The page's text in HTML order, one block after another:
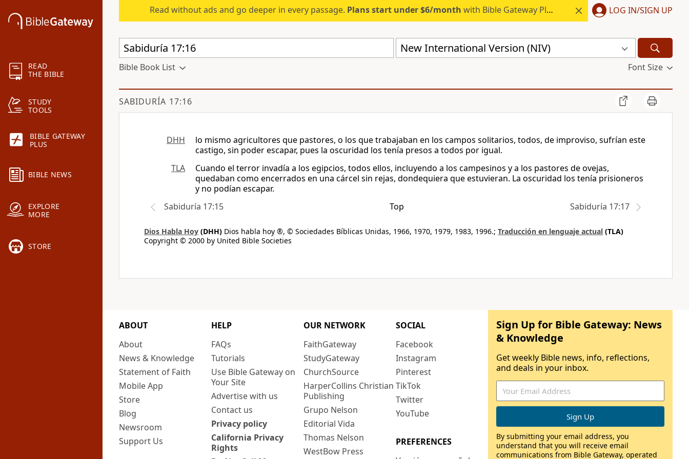
READ
THE BIBLE
STUDY
TOOLS
BIBLE GATEWAY
PLUS
BIBLE NEWS
EXPLORE
MORE
STORE
Read without ads and go deeper in every passage. Plans start under $6/month with Bible Gateway Plus. LOG IN/SIGN UP
New International Version (NIV)
Bible Book List Font Size
SABIDURÍA 17:16
DHH
lo mismo agricultores que pastores, o los que trabajaban en los campos solitarios, todos, de improviso, sufrían este
castigo, sin poder escapar, pues la oscuridad los tenía presos a todos por igual.
TLA
Cuando el terror invadía a los egipcios, todos ellos, incluyendo a los campesinos y a los pastores de ovejas,
quedaban como encerrados en una cárcel sin rejas, dondequiera que estuvieran. La oscuridad los tenía prisioneros
y no podían escapar.
Sabiduría 17:15
Top Sabiduría 17:17
Dios Habla Hoy (DHH) Dios habla hoy ®, © Sociedades Bíblicas Unidas, 1966, 1970, 1979, 1983, 1996.; Traducción en lenguaje actual (TLA)
Copyright © 2000 by United Bible Societies
ABOUT
About
News & Knowledge
Statement of Faith
Mobile App
Store
Blog
Newsroom
Support Us
HELP
FAQs
Tutorials
Use Bible Gateway on
Your Site
Advertise with us
Contact us
Privacy policy
California Privacy
Rights
OUR NETWORK
FaithGateway
StudyGateway
ChurchSource
HarperCollins Christian
Publishing
Grupo Nelson
Editorial Vida
Thomas Nelson
WestBow Press
SOCIAL
Facebook
Instagram
Pinterest
TikTok
Twitter
YouTube
PREFERENCES
Sign Up for Bible Gateway: News
& Knowledge
Get weekly Bible news, info, reflections,
and deals in your inbox.
By submitting your email address, you
understand that you will receive email
communications from Bible Gateway, operated